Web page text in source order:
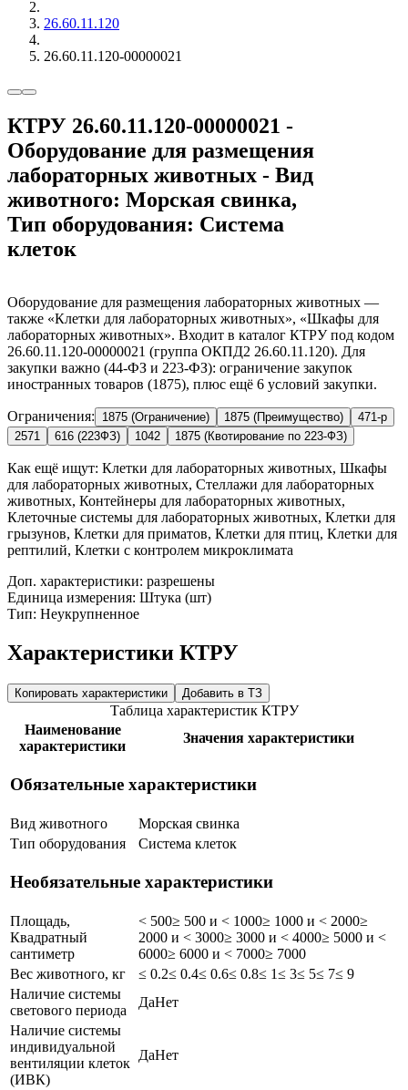
26.60.11.120
26.60.11.120-00000021
КТРУ 26.60.11.120-00000021 -
Оборудование для размещения
лабораторных животных - Вид
животного: Морская свинка,
Тип оборудования: Система
клеток
Оборудование для размещения лабораторных животных —
также «Клетки для лабораторных животных», «Шкафы для
лабораторных животных». Входит в каталог КТРУ под кодом
26.60.11.120-00000021 (группа ОКПД2 26.60.11.120). Для
закупки важно (44-ФЗ и 223-ФЗ): ограничение закупок
иностранных товаров (1875), плюс ещё 6 условий закупки.
Ограничения: 1875 (Ограничение) 1875 (Преимущество)
471-р
2571
616 (223ФЗ) 1042 1875 (Квотирование по 223-ФЗ)
Как ещё ищут: Клетки для лабораторных животных, Шкафы
для лабораторных животных, Стеллажи для лабораторных
животных, Контейнеры для лабораторных животных,
Клеточные системы для лабораторных животных, Клетки для
грызунов, Клетки для приматов, Клетки для птиц, Клетки для
рептилий, Клетки с контролем микроклимата
Доп. характеристики: разрешены
Единица измерения: Штука (шт)
Тип: Неукрупненное
Характеристики КТРУ
Копировать характеристики Добавить в ТЗ
Таблица характеристик КТРУ
Наименование
характеристики
Значения характеристики
Обязательные характеристики
Вид животного
Морская свинка
Тип оборудования
Система клеток
Необязательные характеристики
Площадь,
Квадратный
сантиметр
< 500≥ 500 и < 1000≥ 1000 и < 2000≥
2000 и < 3000≥ 3000 и < 4000≥ 5000 и <
6000≥ 6000 и < 7000≥ 7000
Вес животного, кг
≤ 0.2≤ 0.4≤ 0.6≤ 0.8≤ 1≤ 3≤ 5≤ 7≤ 9
Наличие системы
светового периода
ДаНет
Наличие системы
индивидуальной
вентиляции клеток
(ИВК)
ДаНет